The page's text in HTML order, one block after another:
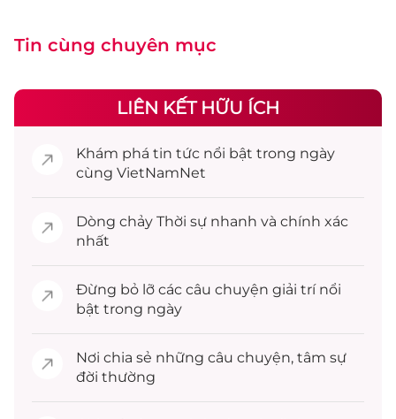
Tin cùng chuyên mục
LIÊN KẾT HỮU ÍCH
Khám phá tin tức nổi bật trong ngày
cùng VietNamNet
Dòng chảy Thời sự nhanh và chính xác
nhất
Đừng bỏ lỡ các câu chuyện giải trínổi
bật trong ngày
Nơi chia sẻ những câu chuyện, tâm sự
đời thường